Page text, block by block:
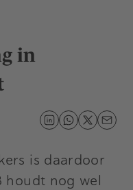
in
is daardoor
houdt nog wel